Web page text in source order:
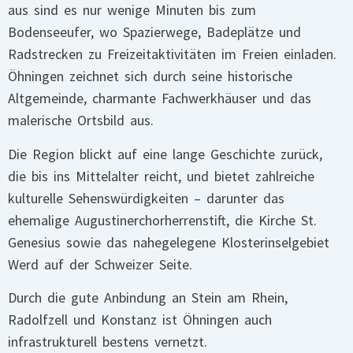
aus sind es nur wenige Minuten bis zum
Bodenseeufer, wo Spazierwege, Badeplätze und
Radstrecken zu Freizeitaktivitäten im Freien einladen.
Öhningen zeichnet sich durch seine historische
Altgemeinde, charmante Fachwerkhäuser und das
malerische Ortsbild aus.
Die Region blickt auf eine lange Geschichte zurück,
die bis ins Mittelalter reicht, und bietet zahlreiche
kulturelle Sehenswürdigkeiten – darunter das
ehemalige Augustinerchorherrenstift, die Kirche St.
Genesius sowie das nahegelegene Klosterinselgebiet
Werd auf der Schweizer Seite.
Durch die gute Anbindung an Stein am Rhein,
Radolfzell und Konstanz ist Öhningen auch
infrastrukturell bestens vernetzt.